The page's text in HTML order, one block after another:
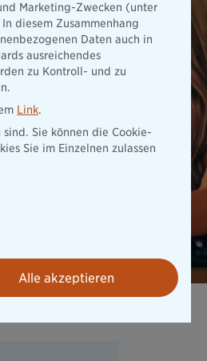
Marketing-Zwecken (unter
diesem Zusammenhang
Daten auch in
ausreichendes
zu Kontroll- und zu
Link.
Sie können die Cookie-
Sie im Einzelnen zulassen
Alle akzeptieren